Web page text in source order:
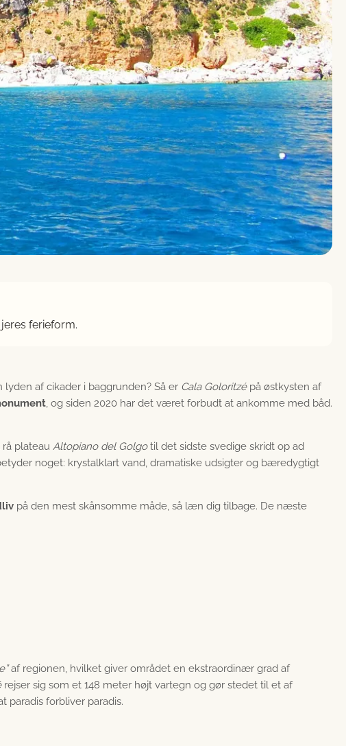
ferieform.
af cikader i baggrunden? Så er Cala Goloritzépå østkysten af
, og siden 2020 har det været forbudt at ankomme med båd.
plateau Altopiano del Golgotil det sidste svedige skridt op ad
noget: krystalklart vand, dramatiske udsigter og bæredygtigt
på den mest skånsomme måde, så læn dig tilbage. De næste
af regionen, hvilket giver området en ekstraordinær grad af
rejser sig som et 148 meter højt vartegn og gør stedet til et af
paradis forbliver paradis.